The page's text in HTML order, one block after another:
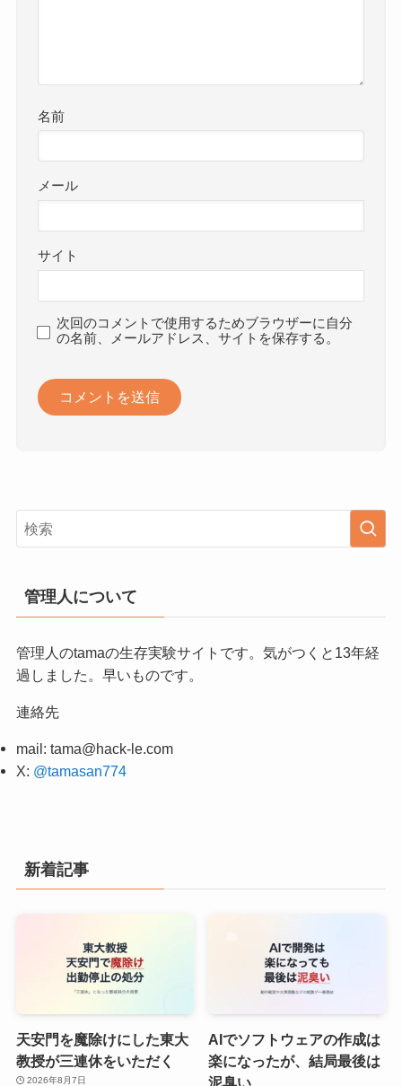
名前
メール
サイト
次回のコメントで使用するためブラウザーに自分
の名前、メールアドレス、サイトを保存する。
管理人について
管理人のtamaの生存実験サイトです。気がつくと13年経
過しました。早いものです。
連絡先
mail: tama@hack-le.com
X: @tamasan774
新着記事
天安門を魔除けにした東大
教授が三連休をいただく
2026年8月7日
AIでソフトウェアの作成は
楽になったが、結局最後は
泥臭い